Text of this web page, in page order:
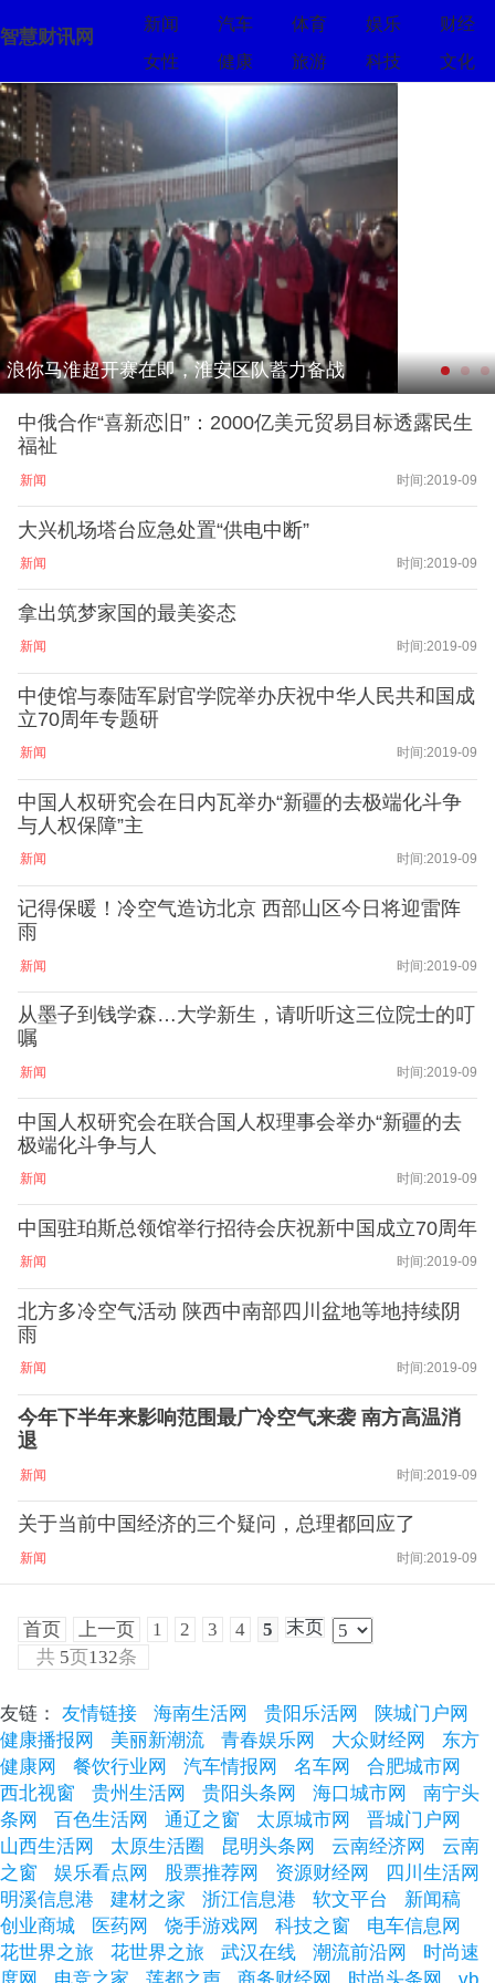
智慧财讯网
新闻 汽车 体育 娱乐
财经
女性
健康 旅游 科技 文化
浪你马淮超开赛在即，淮安区队蓄力备战
中俄合作“喜新恋旧”：2000亿美元贸易目标透露民生
福祉
新闻 时间:2019-09
大兴机场塔台应急处置“供电中断”
新闻 时间:2019-09
拿出筑梦家国的最美姿态
新闻 时间:2019-09
中使馆与泰陆军尉官学院举办庆祝中华人民共和国成
立70周年专题研
新闻 时间:2019-09
中国人权研究会在日内瓦举办“新疆的去极端化斗争
与人权保障”主
新闻 时间:2019-09
记得保暖！冷空气造访北京 西部山区今日将迎雷阵
雨
新闻 时间:2019-09
从墨子到钱学森…大学新生，请听听这三位院士的叮
嘱
新闻 时间:2019-09
中国人权研究会在联合国人权理事会举办“新疆的去
极端化斗争与人
新闻 时间:2019-09
中国驻珀斯总领馆举行招待会庆祝新中国成立70周年
新闻 时间:2019-09
北方多冷空气活动 陕西中南部四川盆地等地持续阴
雨
新闻 时间:2019-09
今年下半年来影响范围最广冷空气来袭 南方高温消
退
新闻 时间:2019-09
关于当前中国经济的三个疑问，总理都回应了
新闻 时间:2019-09
首页 上一页 1 2 3 4 5
末页
共 5页132条
友链： 友情链接 海南生活网 贵阳乐活网
陕城门户网
健康播报网
美丽新潮流 青春娱乐网 大众财经网
东方
健康网
餐饮行业网 汽车情报网 名车网
合肥城市网
西北视窗
贵州生活网 贵阳头条网 海口城市网
南宁头
条网
百色生活网 通辽之窗 太原城市网
晋城门户网
山西生活网
太原生活圈 昆明头条网 云南经济网
云南
之窗
娱乐看点网 股票推荐网 资源财经网
四川生活网
明溪信息港
建材之家 浙江信息港 软文平台
新闻稿
创业商城
医药网 饶手游戏网 科技之窗
电车信息网
花世界之旅
花世界之旅 武汉在线 潮流前沿网
时尚速